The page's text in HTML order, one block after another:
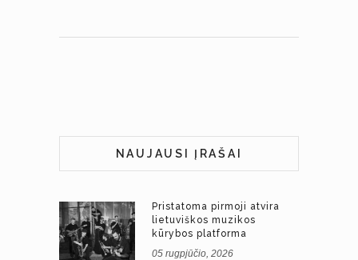
NAUJAUSI ĮRAŠAI
Pristatoma pirmoji atvira
lietuviškos muzikos
kūrybos platforma
05 rugpjūčio, 2026